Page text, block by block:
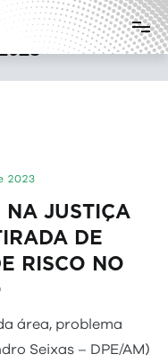
Estado do
2023
NA JUSTIÇA
DE
RISCO NO
área, problema
Seixas – DPE/AM)